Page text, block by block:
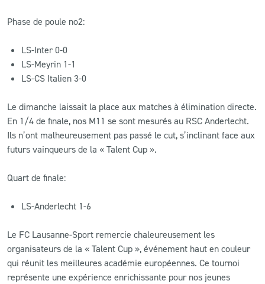
Phase de poule no2:
LS-Inter 0-0
LS-Meyrin 1-1
LS-CS Italien 3-0
Le dimanche laissait la place aux matches à élimination directe.
En 1/4 de finale, nos M11 se sont mesurés au RSC Anderlecht.
Ils n’ont malheureusement pas passé le cut, s’inclinant face aux
futurs vainqueurs de la « Talent Cup ».
Quart de finale:
LS-Anderlecht 1-6
Le FC Lausanne-Sport remercie chaleureusement les
organisateurs de la « Talent Cup », événement haut en couleur
qui réunit les meilleures académie européennes. Ce tournoi
représente une expérience enrichissante pour nos jeunes